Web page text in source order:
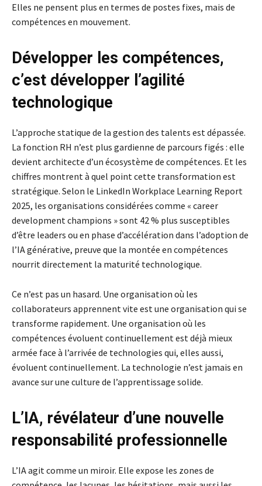
Elles ne pensent plus en termes de postes fixes, mais de
compétences en mouvement.
Développer les compétences,
c’est développer l’agilité
technologique
L’approche statique de la gestion des talents est dépassée.
La fonction RH n’est plus gardienne de parcours figés : elle
devient architecte d’un écosystème de compétences. Et les
chiffres montrent à quel point cette transformation est
stratégique. Selon le LinkedIn Workplace Learning Report
2025, les organisations considérées comme « career
development champions » sont 42 % plus susceptibles
d’être leaders ou en phase d’accélération dans l’adoption de
l’IA générative, preuve que la montée en compétences
nourrit directement la maturité technologique.
Ce n’est pas un hasard. Une organisation où les
collaborateurs apprennent vite est une organisation qui se
transforme rapidement. Une organisation où les
compétences évoluent continuellement est déjà mieux
armée face à l’arrivée de technologies qui, elles aussi,
évoluent continuellement. La technologie n’est jamais en
avance sur une culture de l’apprentissage solide.
L’IA, révélateur d’une nouvelle
responsabilité professionnelle
L’IA agit comme un miroir. Elle expose les zones de